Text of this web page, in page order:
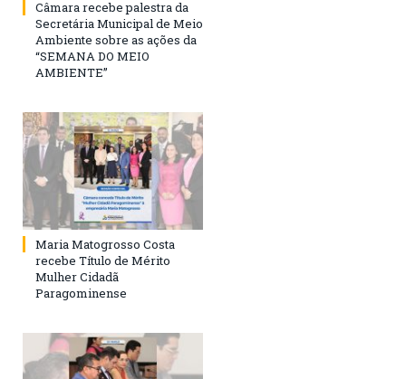
Câmara recebe palestra da
Secretária Municipal de Meio
Ambiente sobre as ações da
“SEMANA DO MEIO
AMBIENTE”
Maria Matogrosso Costa
recebe Título de Mérito
Mulher Cidadã
Paragominense